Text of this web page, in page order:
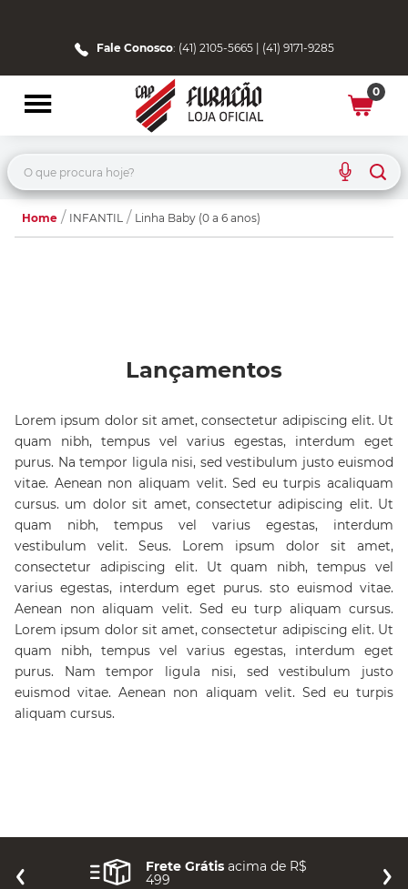
Fale Conosco: (41) 2105-5665 | (41) 9171-9285
0
O que procura hoje?
Home INFANTIL Linha Baby (0 a 6 anos)
Lançamentos
Lorem ipsum dolor sit amet, consectetur adipiscing elit. Ut
quam nibh, tempus vel varius egestas, interdum eget
purus. Na tempor ligula nisi, sed vestibulum justo euismod
vitae. Aenean non aliquam velit. Sed eu turpis acaliquam
cursus. um dolor sit amet, consectetur adipiscing elit. Ut
quam nibh, tempus vel varius egestas, interdum
vestibulum velit. Seus. Lorem ipsum dolor sit amet,
consectetur adipiscing elit. Ut quam nibh, tempus vel
varius egestas, interdum eget purus. sto euismod vitae.
Aenean non aliquam velit. Sed eu turp aliquam cursus.
Lorem ipsum dolor sit amet, consectetur adipiscing elit. Ut
quam nibh, tempus vel varius egestas, interdum eget
purus. Nam tempor ligula nisi, sed vestibulum justo
euismod vitae. Aenean non aliquam velit. Sed eu turpis
aliquam cursus.
Frete Grátis acima de R$
499